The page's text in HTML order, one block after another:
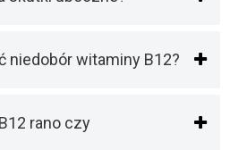
niedobór witaminy B12?
rano czy